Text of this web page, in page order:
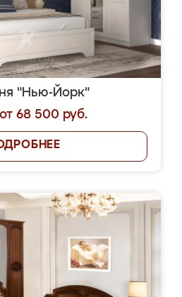
"Нью-Йорк"
68 500 руб.